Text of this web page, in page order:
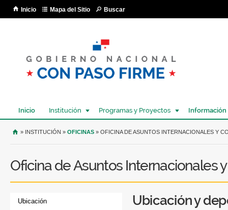
Inicio Mapa del Sitio Buscar
Inicio Institución Programas y Proyectos Información
USTED SE ENCUENTRA AQUÍ
» INSTITUCIÓN » OFICINAS » OFICINA DE ASUNTOS INTERNACIONALES Y
Oficina de Asuntos Internacionales
Ubicación Ubicación y